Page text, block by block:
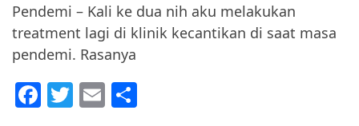
Pendemi – Kali ke dua nih aku melakukan
treatment lagi di klinik kecantikan di saat masa
pendemi. Rasanya
F T E